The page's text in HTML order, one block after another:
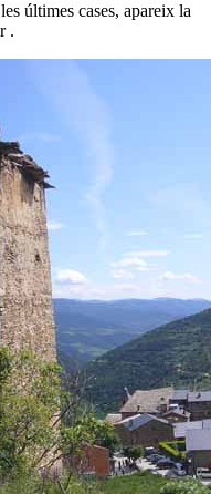
últimes cases, apareix la
.